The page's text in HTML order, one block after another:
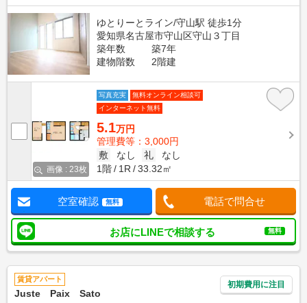
ゆとりーとライン/守山駅 徒歩1分
愛知県名古屋市守山区守山３丁目
築年数
築7年
建物階数
2階建
画像 : 23枚
写真充実
無料オンライン相談可
インターネット無料
5.1万円
管理費等：3,000円
敷
なし 礼
なし
1階
1R 33.32㎡
空室確認 無料 電話で問合せ
お店にLINEで相談する 無料
賃貸アパート
Juste Paix Sato
初期費用に注目